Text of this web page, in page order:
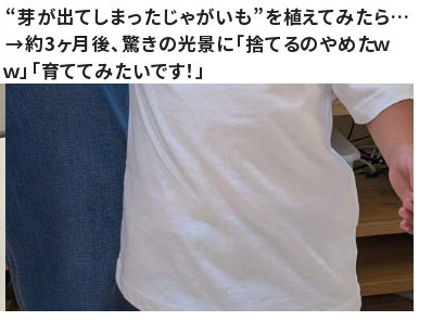
“芽が出てしまったじゃがいも”を植えてみたら…
→約3ヶ月後、驚きの光景に「捨てるのやめたｗ
ｗ」「育ててみたいです！」